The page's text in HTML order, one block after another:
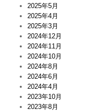
。
は
2025年5月
2025年4月
2025年3月
2024年12月
2024年11月
2024年10月
2024年8月
2024年6月
2024年4月
2023年10月
2023年8月